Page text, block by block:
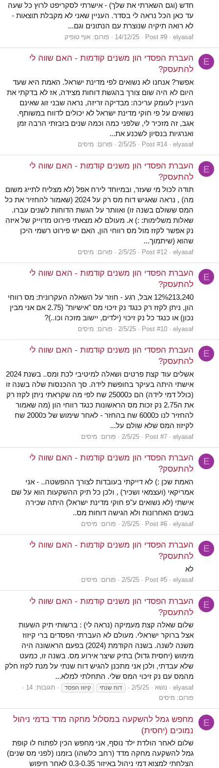
חדש (וגם השארתי את שלך) - אישרתי לסקריפט לרוץ כל שעה
עד כאן הכל נראה לי בסדר. העניין שאני לא מקבלת תוצאות -
לא רואה תיקיה שנוצרת עם הנתונים וגם...
elyasaf
Post #9
14/12/25 פורום: אוף טופיק
E
העברת הפסדי הון משנים קודמות - האם שווה לי
להתעסק?
אפשר? אנחנו לא נשואים לפי מדינת ישראל. האמת היא שעד
היום לא היה שום צורך בהגשת דוחות מצידה, אז לא בדקתי את
העניין לעומק עריכה: מבדיקה זריזה, נראה שבני זוג שאינם
נשואים על פי חוקי מדינת ישראל לא יכולים לדווח במשותף.
אגב, זה מזכיר לי, שלפני כמה וכמה שנים בזבזתי הרבה זמן
ואנרגיות בנסיון לשכנע את...
elyasaf
Post #14
2/5/25 פורום: מיסים
E
העברת הפסדי הון משנים קודמות - האם שווה לי
להתעסק?
תודה לכול מי שעזר, ובמיוחד לירח אפל (לא מצליח לתייג משום
מה) , נראה שאגיש דוח מס רק על 2024 (שאמור להחזיר את כל
המס ששולם בשנה זו) ואוותר על הגשת הדוחות לשנים עברו.
שאלות משלימות: :) א. מעולם לא מצאתי פירוט מדוייק של איזה
נק אפשר לקזז מול מס רווחי הון, האם יש פירוט רשמי היכן
שהוא (שיתמוך...
elyasaf
Post #12
2/5/25 פורום: מיסים
E
העברת הפסדי הון משנים קודמות - האם שווה לי
להתעסק?
12%213,240 אבל, רגע - חוזר על השאלה העקרונית: מס רווחי
הון, ניתן לקזז רק כנגד נק זיכוי מס "אישיות" (2.75 אם אני מבין
נכון) או כנגד כל נק זיכוי (ילדים, יישוב מזכה וכו..)?
elyasaf
Post #10
2/5/25 פורום: מיסים
E
העברת הפסדי הון משנים קודמות - האם שווה לי
להתעסק?
אשלים עוד קצת פרטים ושאלה למיטיבי לכת ומס.. בשנת 2024
אישתי היתה בעיקר בחופשת לידה. סך ההכנסות שלה בשנה זו
(כולל דמי לידה) הם כ25000 שח לפי מה שקראתי ניתן לקזז רק
את ה2.75 נק זכות מס הראשונות כנגד רווחי הון (מה שאמור
להחזיר לנו כ6000 שח בהחזר - לאחר שימוש של כ2000 שח
לקיזוז המס שלא שולם על...
elyasaf
Post #7
2/5/25 פורום: מיסים
E
העברת הפסדי הון משנים קודמות - האם שווה לי
להתעסק?
האמת שכן :) לא דייקתי בעובדות לצורך ההפשטה.. - אני
אמריקאי (ועצמאי ושכיר) , ולכן כל תיק ההשקעות הוא על שם
אישתי (לא נשואים ע"פ חוקי מדינת ישראל) היתה שכירה
בשנים האחרונות ולא הגישה דוחות מס..
elyasaf
Post #6
2/5/25 פורום: מיסים
E
העברת הפסדי הון משנים קודמות - האם שווה לי
להתעסק?
לא
elyasaf
Post #5
2/5/25 פורום: מיסים
E
העברת הפסדי הון משנים קודמות - האם שווה לי
להתעסק?
שלום שאלה קצת מעמיקה (נראה לי) : ברשותי תיק השעות
אצל ברוקר ישראלי. מעולם לא העברתי הפסדים ברי קיזוז
משנה לשנה. בשנה הקודמת (2024) בפעם הראשונה היה
מימוש (יחסית גדול) בתיק שיצר אירוע מס. בשנה זו, כמעט
שלא עבדתי, ולכן אני מתכנן להגיש דוח שנתי על מנת לקזז חלק
מהמס עם נק זיכוי המס שלי. התחלתי למלא...
elyasaf נושא 2/5/25 דוח שנתי קיזוז הפסד
תגובות: 14
פורום: מיסים
E
מחפש גמל להשקעה במסלול מחקה מדד בדמי ניהול
נמוכים (יחסית)
שלום לאחר הולדת ילד נוסף, אני מחפש הכין לפתוח לו קופת
גמל להשקעה מחקה מדד (רחב כלשהו) בזמנו (לפני מס שנים)
הצלחתי למצוא דמי ניהול באיזור 0.3-0.35 לאחר חיפוש